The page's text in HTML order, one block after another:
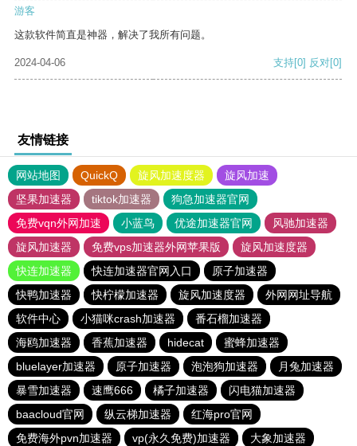
游客
这款软件简直是神器，解决了我所有问题。
2024-04-06 支持[0] 反对[0]
友情链接
网站地图 QuickQ 旋风加速度器
旋风加速
坚果加速器
tiktok加速器
狗急加速器官网
免费vqn外网加速
小蓝鸟 优途加速器官网
风驰加速器
旋风加速器
免费vps加速器外网苹果版
旋风加速度器
快连加速器
快连加速器官网入口
原子加速器
快鸭加速器
快柠檬加速器 旋风加速度器
外网网址导航
软件中心
小猫咪crash加速器
番石榴加速器
海鸥加速器
香蕉加速器 hidecat
蜜蜂加速器
bluelayer加速器
原子加速器 泡泡狗加速器
月兔加速器
暴雪加速器
速鹰666 橘子加速器
闪电猫加速器
baacloud官网
纵云梯加速器
红海pro官网
免费海外pvn加速器
vp(永久免费)加速器 大象加速器